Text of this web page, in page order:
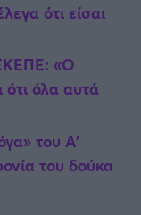
ότι είσαι
«Ο
όλα αυτά
του Α'
του δούκα